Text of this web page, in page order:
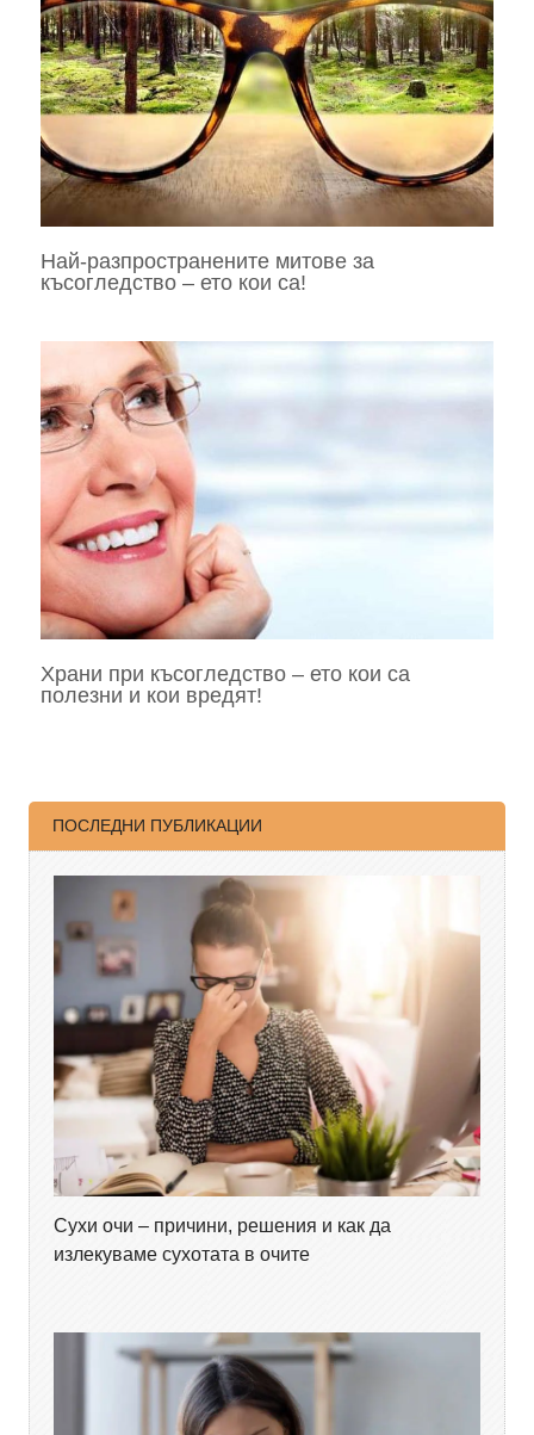
Най-разпространените митове за
късогледство – ето кои са!
Храни при късогледство – ето кои са
полезни и кои вредят!
ПОСЛЕДНИ ПУБЛИКАЦИИ
Сухи очи – причини, решения и как да
излекуваме сухотата в очите